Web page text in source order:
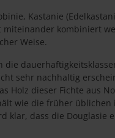
Kastanie
miteinander kombiniert
Weise.
die
sehr nachhaltig
Holz dieser Fichte aus
wie die früher üblichen
klar, dass die Douglasie